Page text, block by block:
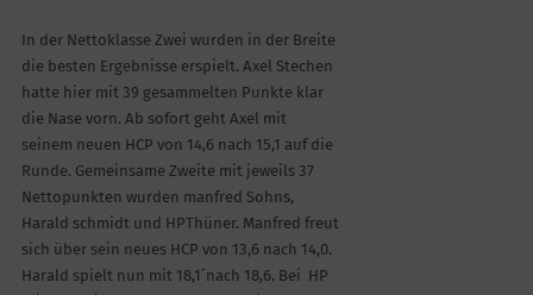
In der Nettoklasse Zwei wurden in der Breite
die besten Ergebnisse erspielt. Axel Stechen
hatte hier mit 39 gesammelten Punkte klar
die Nase vorn. Ab sofort geht Axel mit
seinem neuen HCP von 14,6 nach 15,1 auf die
Runde. Gemeinsame Zweite mit jeweils 37
Nettopunkten wurden manfred Sohns,
Harald schmidt und HPThüner. Manfred freut
sich über sein neues HCP von 13,6 nach 14,0.
Harald spielt nun mit 18,1´nach 18,6. Bei HP